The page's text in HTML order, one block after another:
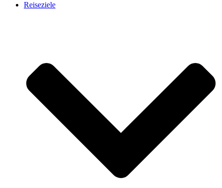
Reiseziele